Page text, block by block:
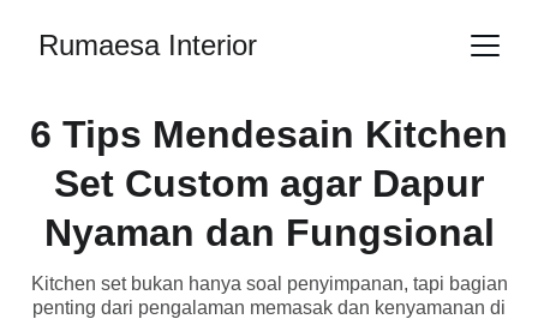
Rumaesa Interior
6 Tips Mendesain Kitchen
Set Custom agar Dapur
Nyaman dan Fungsional
Kitchen set bukan hanya soal penyimpanan, tapi bagian
penting dari pengalaman memasak dan kenyamanan di